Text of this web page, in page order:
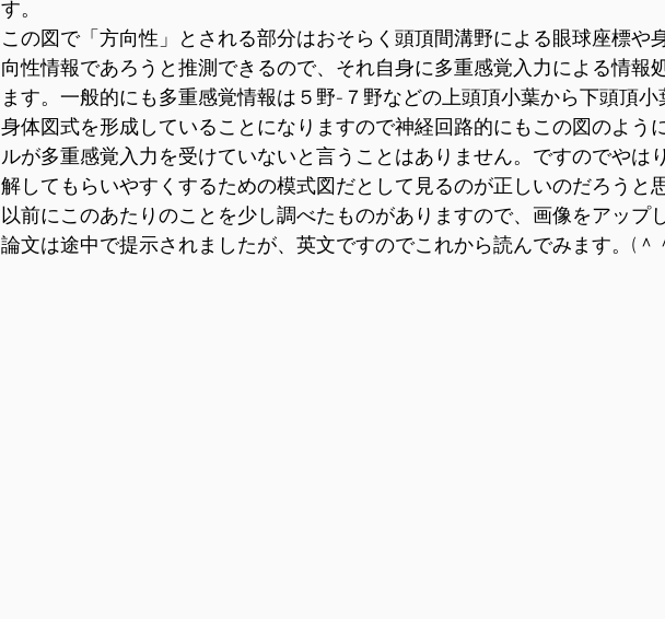
す。
この図で「方向性」とされる部分はおそらく頭頂間溝野による眼球座標や
向性情報であろうと推測できるので、それ自身に多重感覚入力による情報
ます。一般的にも多重感覚情報は５野-７野などの上頭頂小葉から下頭頂小
身体図式を形成していることになりますので神経回路的にもこの図のよう
ルが多重感覚入力を受けていないと言うことはありません。ですのでやは
解してもらいやすくするための模式図だとして見るのが正しいのだろうと
以前にこのあたりのことを少し調べたものがありますので、画像をアップ
論文は途中で提示されましたが、英文ですのでこれから読んでみます。(＾